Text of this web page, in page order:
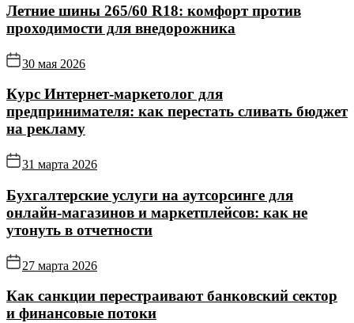
Летние шины 265/60 R18: комфорт против
проходимости для внедорожника
30 мая 2026
Курс Интернет‑маркетолог для
предпринимателя: как перестать сливать бюджет
на рекламу
31 марта 2026
Бухгалтерские услуги на аутсорсинге для
онлайн‑магазинов и маркетплейсов: как не
утонуть в отчетности
27 марта 2026
Как санкции перестраивают банковский сектор
и финансовые потоки